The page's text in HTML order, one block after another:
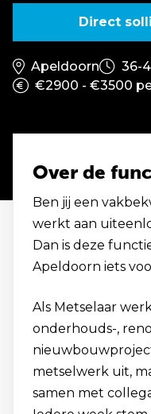
Direct
Apeldoorn
36-
€2900 - €3500
Over de
Ben jij een
werkt aan
Dan is deze
Apeldoorn iets
Als Metselaar
onderhouds-,
metselwerk uit,
samen met